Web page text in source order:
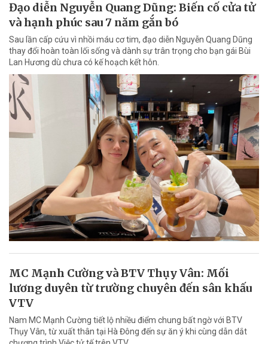
Đạo diễn Nguyễn Quang Dũng: Biến cố cửa tử
và hạnh phúc sau 7 năm gắn bó
Sau lần cấp cứu vì nhồi máu cơ tim, đạo diễn Nguyễn Quang Dũng
thay đổi hoàn toàn lối sống và dành sự trân trọng cho bạn gái Bùi
Lan Hương dù chưa có kế hoạch kết hôn.
MC Mạnh Cường và BTV Thụy Vân: Mối
lương duyên từ trường chuyên đến sân khấu
VTV
Nam MC Mạnh Cường tiết lộ nhiều điểm chung bất ngờ với BTV
Thụy Vân, từ xuất thân tại Hà Đông đến sự ăn ý khi cùng dẫn dắt